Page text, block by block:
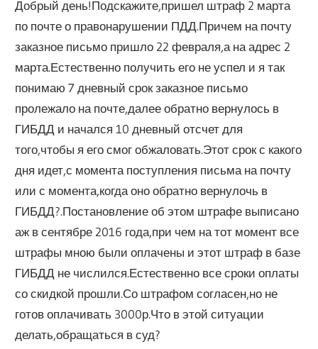
Добрый день!Подскажите,пришел штраф 2 марта
по почте о правонарушении ПДД.Причем на почту
заказное письмо пришло 22 февраля,а на адрес 2
марта.Естественно получить его не успел и я так
понимаю 7 дневный срок заказное письмо
пролежало на почте,далее обратно вернулось в
ГИБДД и начался 10 дневный отсчет для
того,чтобы я его смог обжаловать.Этот срок с какого
дня идет,с момента поступления письма на почту
или с момента,когда оно обратно вернулочь в
ГИБДД?.Постановление об этом штрафе выписано
аж в сентябре 2016 года,при чем на тот момент все
штрафы мною были оплачены и этот штраф в базе
ГИБДД не числился.Естественно все сроки оплаты
со скидкой прошли.Со штрафом согласен,но не
готов оплачивать 3000р.Что в этой ситуации
делать,обращаться в суд?